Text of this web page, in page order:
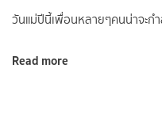
วันแม่ปีนี้เพื่อนหลายๆคนน่าจะ
Read more